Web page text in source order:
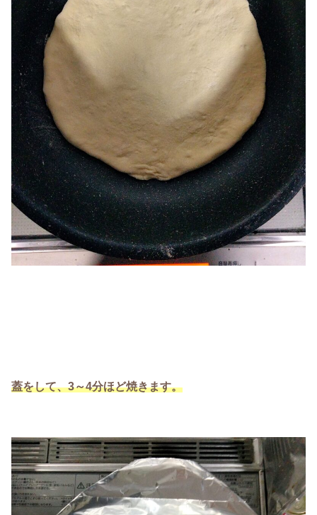
蓋をして、3～4分ほど焼きます。